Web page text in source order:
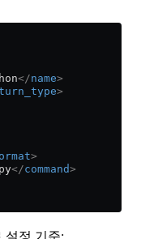
</name>
>
>
</command>
설정 기준: